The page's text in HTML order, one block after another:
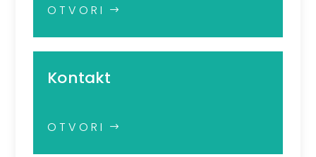
OTVORI
Kontakt
OTVORI